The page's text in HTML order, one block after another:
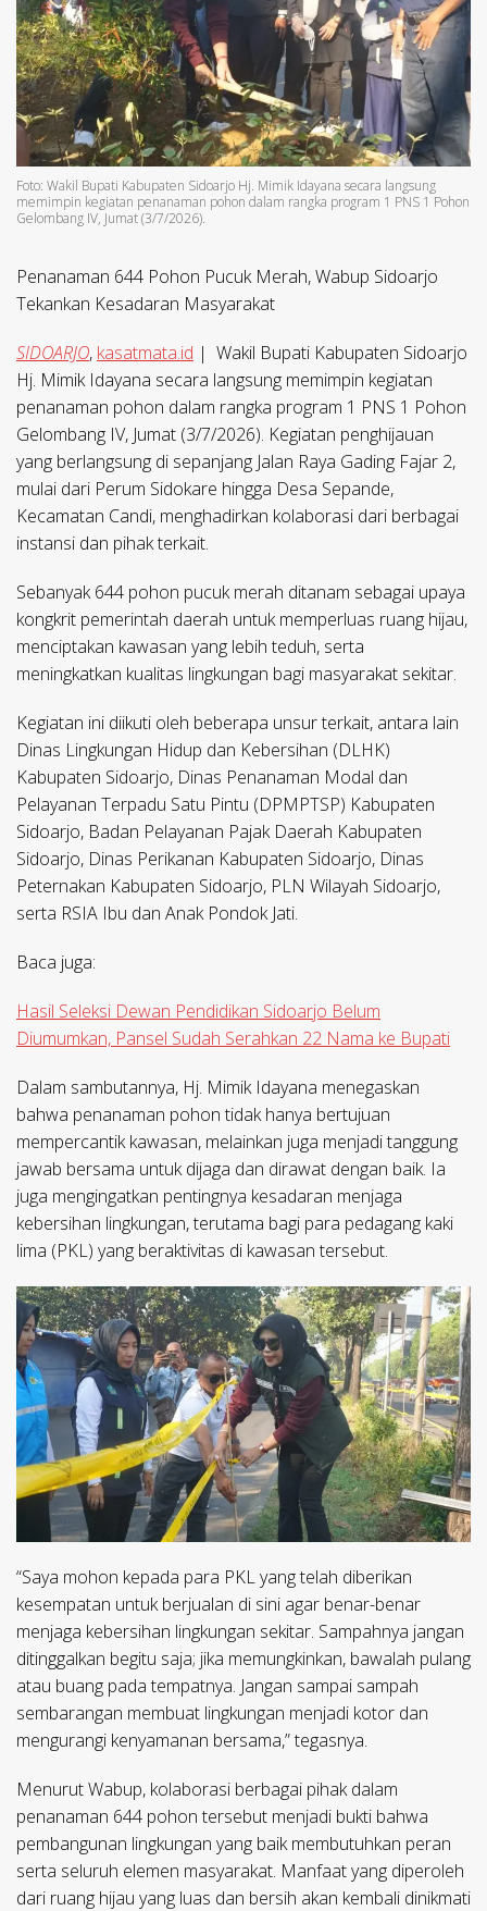
Foto: Wakil Bupati Kabupaten Sidoarjo Hj. Mimik Idayana secara langsung
memimpin kegiatan penanaman pohon dalam rangka program 1 PNS 1 Pohon
Gelombang IV, Jumat (3/7/2026).
Penanaman 644 Pohon Pucuk Merah, Wabup Sidoarjo
Tekankan Kesadaran Masyarakat
SIDOARJO, kasatmata.id | Wakil Bupati Kabupaten Sidoarjo
Hj. Mimik Idayana secara langsung memimpin kegiatan
penanaman pohon dalam rangka program 1 PNS 1 Pohon
Gelombang IV, Jumat (3/7/2026). Kegiatan penghijauan
yang berlangsung di sepanjang Jalan Raya Gading Fajar 2,
mulai dari Perum Sidokare hingga Desa Sepande,
Kecamatan Candi, menghadirkan kolaborasi dari berbagai
instansi dan pihak terkait.
Sebanyak 644 pohon pucuk merah ditanam sebagai upaya
kongkrit pemerintah daerah untuk memperluas ruang hijau,
menciptakan kawasan yang lebih teduh, serta
meningkatkan kualitas lingkungan bagi masyarakat sekitar.
Kegiatan ini diikuti oleh beberapa unsur terkait, antara lain
Dinas Lingkungan Hidup dan Kebersihan (DLHK)
Kabupaten Sidoarjo, Dinas Penanaman Modal dan
Pelayanan Terpadu Satu Pintu (DPMPTSP) Kabupaten
Sidoarjo, Badan Pelayanan Pajak Daerah Kabupaten
Sidoarjo, Dinas Perikanan Kabupaten Sidoarjo, Dinas
Peternakan Kabupaten Sidoarjo, PLN Wilayah Sidoarjo,
serta RSIA Ibu dan Anak Pondok Jati.
Baca juga:
Hasil Seleksi Dewan Pendidikan Sidoarjo Belum
Diumumkan, Pansel Sudah Serahkan 22 Nama ke Bupati
Dalam sambutannya, Hj. Mimik Idayana menegaskan
bahwa penanaman pohon tidak hanya bertujuan
mempercantik kawasan, melainkan juga menjadi tanggung
jawab bersama untuk dijaga dan dirawat dengan baik. Ia
juga mengingatkan pentingnya kesadaran menjaga
kebersihan lingkungan, terutama bagi para pedagang kaki
lima (PKL) yang beraktivitas di kawasan tersebut.
“Saya mohon kepada para PKL yang telah diberikan
kesempatan untuk berjualan di sini agar benar-benar
menjaga kebersihan lingkungan sekitar. Sampahnya jangan
ditinggalkan begitu saja; jika memungkinkan, bawalah pulang
atau buang pada tempatnya. Jangan sampai sampah
sembarangan membuat lingkungan menjadi kotor dan
mengurangi kenyamanan bersama,” tegasnya.
Menurut Wabup, kolaborasi berbagai pihak dalam
penanaman 644 pohon tersebut menjadi bukti bahwa
pembangunan lingkungan yang baik membutuhkan peran
serta seluruh elemen masyarakat. Manfaat yang diperoleh
dari ruang hijau yang luas dan bersih akan kembali dinikmati